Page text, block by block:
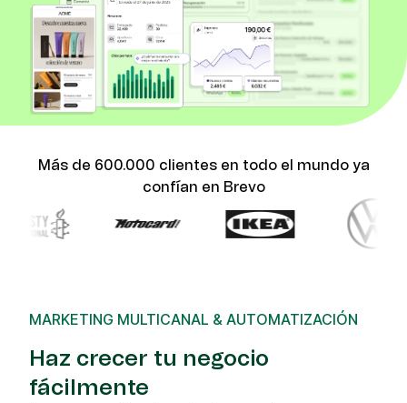
Más de 600.000 clientes en todo el mundo ya
confían en Brevo
MARKETING MULTICANAL & AUTOMATIZACIÓN
Haz crecer tu negocio
fácilmente